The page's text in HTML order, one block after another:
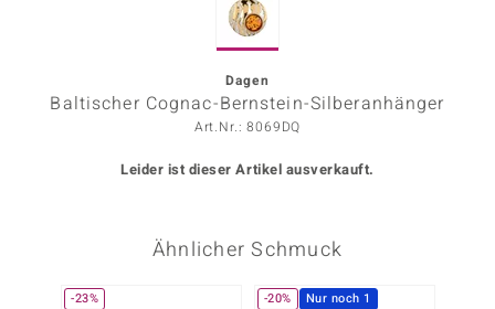
Dagen
Baltischer Cognac-Bernstein-Silberanhänger
Art.Nr.: 8069DQ
Leider ist dieser Artikel ausverkauft.
Ähnlicher Schmuck
-23% -20% Nur noch 1